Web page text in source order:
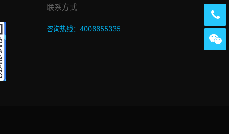
联系方式
咨询热线：4006655335